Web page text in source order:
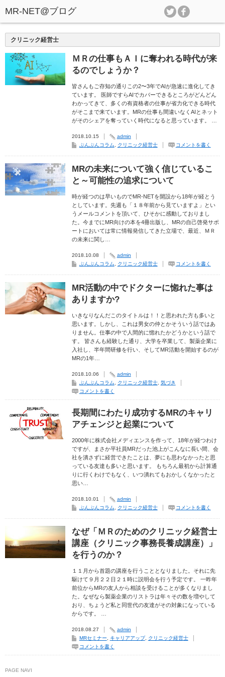
クリニック経営士
ＭＲの仕事もＡＩに奪われる時代が来
るのでしょうか？
皆さんもご存知の通りこの2〜3年でAIが急速に進化してき
ています。 医師ですらAIでカバーできるところがどんどん
わかってきて、多くの有資格者の仕事が省力化できる時代
がそこまで来ています。MRの仕事も間違いなくAIとネット
がそのシェアを奪っていく時代になると思っています。 …
2018.10.15
admin
ぶんぶんコラム
クリニック経営士 コメントを書く
MRの未来について強く信じているこ
と～可能性の追求について
時が経つのは早いものでMR-NETを開設から18年が経とう
としています。先週も「１８年前から見ていますよ」とい
うメールコメントを頂いて、ひそかに感動しておりまし
た。今までにMR向けの本を4冊出版し、MRの自己啓発サポ
ートにおいては常に情報発信してきた立場で、最近、ＭＲ
の未来に関し…
2018.10.08
admin
ぶんぶんコラム
クリニック経営士 コメントを書く
MR活動の中でドクターに惚れた事は
ありますか?
いきなりなんだこのタイトルは！！と思われた方も多いと
思います。しかし、これは男女の仲とかそういう話ではあ
りません。仕事の中で人間的に惚れたかどうかという話で
す。 皆さんも経験した通り、大学を卒業して、製薬企業に
入社し、半年間研修を行い、そしてMR活動を開始するのが
MRの1年…
2018.10.06
admin
ぶんぶんコラム
クリニック経営士, 気づき
コメントを書く
長期間にわたり成功するMRのキャリ
アチェンジと起業について
2000年に株式会社メディエンスを作って、18年が経つわけ
ですが、まさか平社員MRだった池上がこんなに長い間、会
社を潰さずに経営できたことは、夢にも思わなかったと思
っている友達も多いと思います。 もちろん最初から計算通
りに行くわけでもなく、いつ潰れてもおかしくなかったと
思い…
2018.10.01
admin
ぶんぶんコラム
クリニック経営士 コメントを書く
なぜ「ＭＲのためのクリニック経営士
講座（クリニック事務長養成講座）」
を行うのか？
１１月から首題の講座を行うこととなりました。それに先
駆けて９月２２日２１時に説明会を行う予定です。 一昨年
前位からMRの友人から相談を受けることが多くなりまし
た。なぜなら製薬企業のリストラは年々その数を増やして
おり、ちょうど私と同世代の友達がその対象になっている
からです。 …
2018.08.27
admin
MRセミナー
キャリアアップ, クリニック経営士
コメントを書く
PAGE NAVI